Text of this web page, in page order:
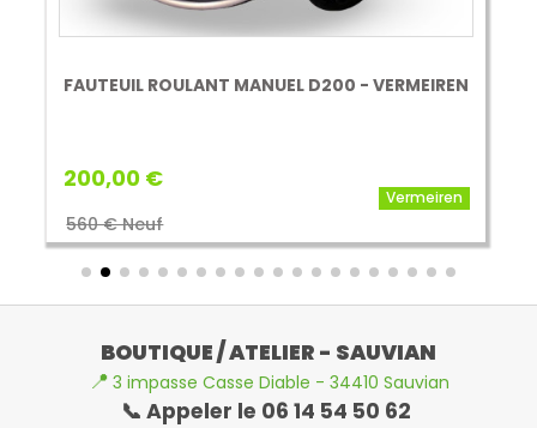
FAUTEUIL ROULANT MANUEL D200 - VERMEIREN
200,00 €
560 € Neuf
Vermeiren
BOUTIQUE / ATELIER - SAUVIAN
📍 3 impasse Casse Diable - 34410 Sauvian
📞 Appeler le 06 14 54 50 62